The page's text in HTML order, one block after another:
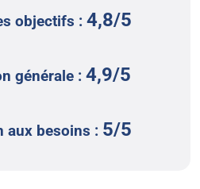
objectifs : 4,8/5
générale : 4,9/5
aux besoins : 5/5